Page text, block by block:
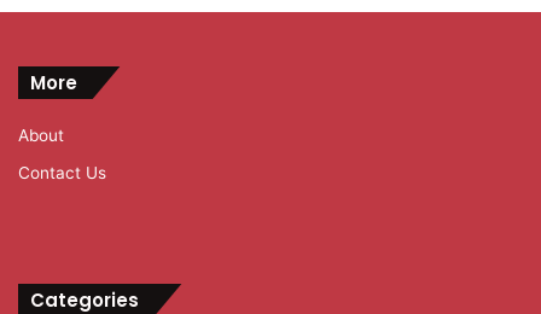
More
About
Contact Us
Categories